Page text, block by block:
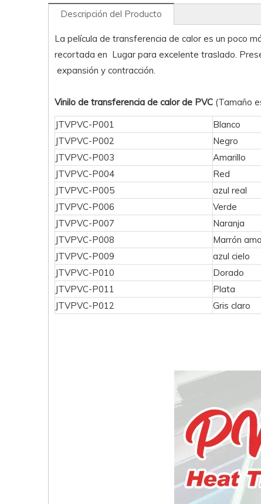
Descripción del Producto
La película de transferencia de calor es un poco
recortada en Lugar para excelente traslado.
expansión y contracción.
Vinilo de transferencia de calor de PVC (Tamaño
JTVPVC-P001
Blanco
JTVPVC-P002
Negro
JTVPVC-P003
Amarillo
JTVPVC-P004
Red
JTVPVC-P005
azul real
JTVPVC-P006
Verde
JTVPVC-P007
Naranja
JTVPVC-P008
Marrón
JTVPVC-P009
azul cielo
JTVPVC-P010
Dorado
JTVPVC-P011
Plata
JTVPVC-P012
Gris claro